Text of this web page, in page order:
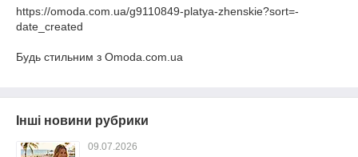
https://omoda.com.ua/g9110849-platya-zhenskie?sort=-
date_created
Будь стильним з Omoda.com.ua
Інші новини рубрики
09.07.2026